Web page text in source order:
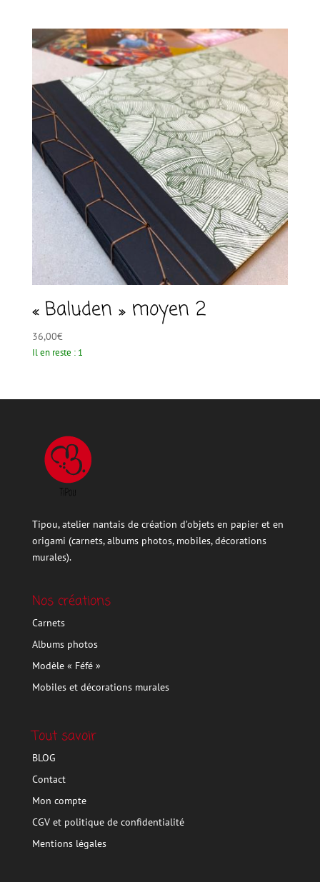
46,00€.39,00€.
« Baluden » moyen 2
36,00€
Il en reste : 1
Tipou, atelier nantais de création d’objets en papier et en
origami (carnets, albums photos, mobiles, décorations
murales).
Nos créations
Carnets
Albums photos
Modèle « Féfé »
Mobiles et décorations murales
Tout savoir
BLOG
Contact
Mon compte
CGV et politique de confidentialité
Mentions légales